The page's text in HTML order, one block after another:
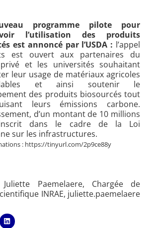
programme pilote pour
l’utilisation des produits
est annoncé par l’USDA : l’appel
est ouvert aux partenaires du
et les universités souhaitant
leur usage de matériaux agricoles
et ainsi soutenir le
des produits biosourcés tout
leurs émissions carbone.
d’un montant de 10 millions
dans le cadre de la Loi
sur les infrastructures.
: https://tinyurl.com/2p9ce88y
Paemelaere, Chargée de
INRAE, juliette.paemelaere